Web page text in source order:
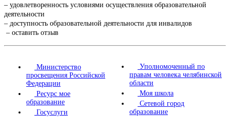
– удовлетворенность условиями осуществления образовательной
деятельности
– доступность образовательной деятельности для инвалидов
– оставить отзыв
Министерство
просвещения Российской
Федерации
Ресурс мое
образование
Госуслуги
Уполномоченный по
правам человека челябинской
области
Моя школа
Сетевой город
образование